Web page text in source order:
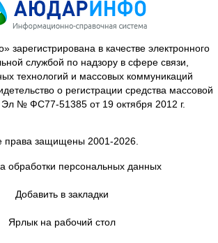
в качестве электронного
службой по надзору в сфере связи,
технологий и массовых коммуникаций
о регистрации средства массовой
№ ФС77-51385 от 19 октября 2012 г.
права защищены 2001-2026.
обработки персональных данных
Добавить в закладки
Ярлык на рабочий стол